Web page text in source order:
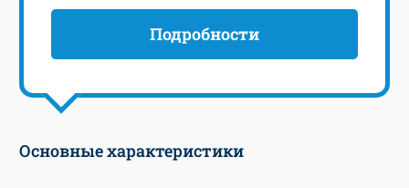
Подробности
Основные характеристики